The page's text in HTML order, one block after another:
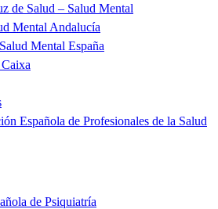
de Salud – Salud Mental
Mental Andalucía
Mental España
Española de Profesionales de la Salud
de Psiquiatría